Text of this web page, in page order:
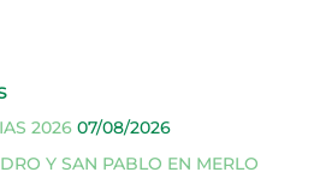
2026 07/08/2026
Y SAN PABLO EN MERLO